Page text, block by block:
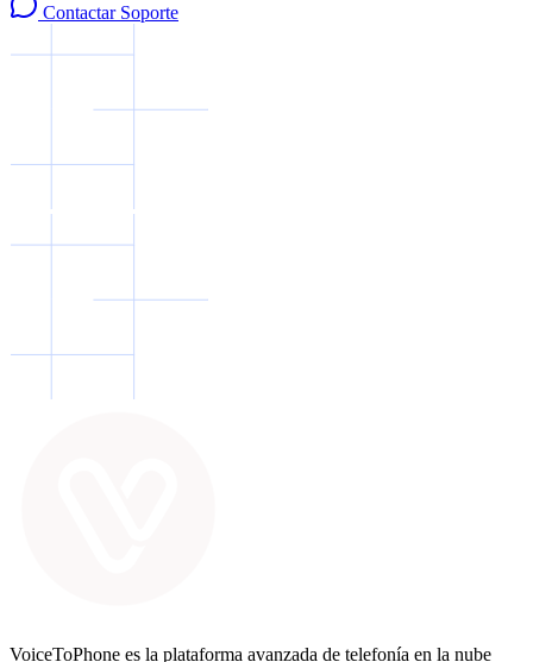
Contactar Soporte
VoiceToPhone es la plataforma avanzada de telefonía en la nube